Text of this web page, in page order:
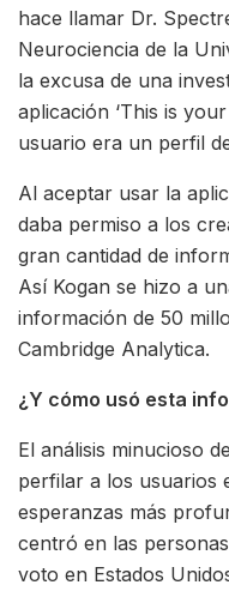
hace llamar Dr.
Neurociencia de la
la excusa de una
aplicación ‘This is
usuario era un perfil
Al aceptar usar la
daba permiso a los
gran cantidad de
Así Kogan se hizo a
información de 50
Cambridge Analytica.
¿Y cómo usó esta
El análisis minucioso
perfilar a los usuarios
esperanzas más
centró en las
voto en Estados